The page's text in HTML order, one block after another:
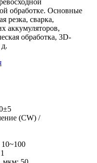
обработке. Основные
резка, сварка,
аккумуляторов,
обработка, 3D-
(CW) /
10~100